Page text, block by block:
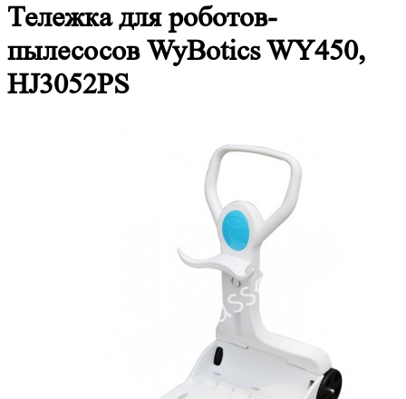
Тележка для роботов-
пылесосов WyBotics WY450,
HJ3052PS